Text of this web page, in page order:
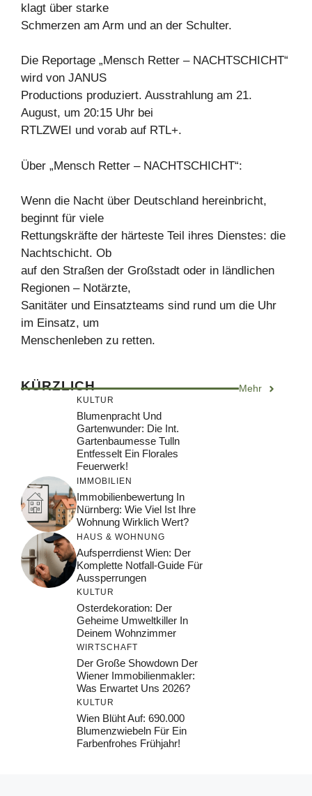
klagt über starke
Schmerzen am Arm und an der Schulter.
Die Reportage „Mensch Retter – NACHTSCHICHT“
wird von JANUS
Productions produziert. Ausstrahlung am 21.
August, um 20:15 Uhr bei
RTLZWEI und vorab auf RTL+.
Über „Mensch Retter – NACHTSCHICHT“:
Wenn die Nacht über Deutschland hereinbricht,
beginnt für viele
Rettungskräfte der härteste Teil ihres Dienstes: die
Nachtschicht. Ob
auf den Straßen der Großstadt oder in ländlichen
Regionen – Notärzte,
Sanitäter und Einsatzteams sind rund um die Uhr
im Einsatz, um
Menschenleben zu retten.
KÜRZLICH Mehr
KULTUR
Blumenpracht Und
Gartenwunder: Die Int.
Gartenbaumesse Tulln
Entfesselt Ein Florales
Feuerwerk!
IMMOBILIEN
Immobilienbewertung In
Nürnberg: Wie Viel Ist Ihre
Wohnung Wirklich Wert?
HAUS & WOHNUNG
Aufsperrdienst Wien: Der
Komplette Notfall-Guide Für
Aussperrungen
KULTUR
Osterdekoration: Der
Geheime Umweltkiller In
Deinem Wohnzimmer
WIRTSCHAFT
Der Große Showdown Der
Wiener Immobilienmakler:
Was Erwartet Uns 2026?
KULTUR
Wien Blüht Auf: 690.000
Blumenzwiebeln Für Ein
Farbenfrohes Frühjahr!